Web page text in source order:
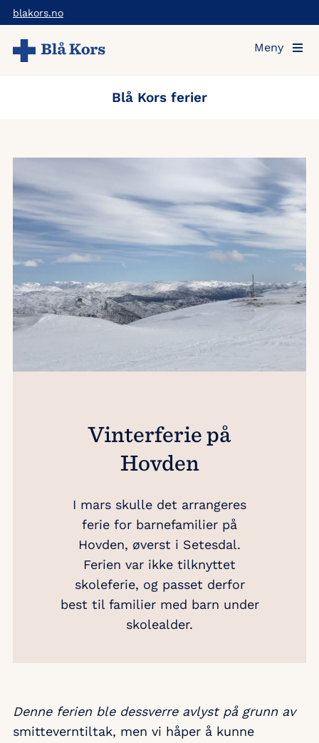
Hopp
til
hovedinnholdet
blakors.no
Meny
Blå Kors ferier
Vinterferie på
Hovden
I mars skulle det arrangeres
ferie for barnefamilier på
Hovden, øverst i Setesdal.
Ferien var ikke tilknyttet
skoleferie, og passet derfor
best til familier med barn under
skolealder.
Denne ferien ble dessverre avlyst på grunn av
smitteverntiltak, men vi håper å kunne